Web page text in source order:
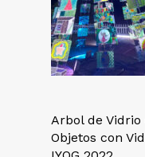
Arbol de Vidrio
Objetos con